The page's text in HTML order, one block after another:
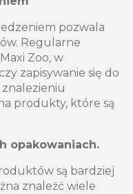
pozwala
Regularne
Zoo, w
zapisywanie się do
produkty, które są
opakowaniach.
są bardziej
znaleźć wiele